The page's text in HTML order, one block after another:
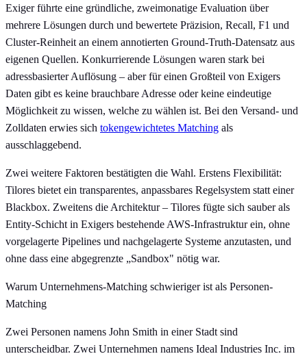
Exiger führte eine gründliche, zweimonatige Evaluation über
mehrere Lösungen durch und bewertete Präzision, Recall, F1 und
Cluster-Reinheit an einem annotierten Ground-Truth-Datensatz aus
eigenen Quellen. Konkurrierende Lösungen waren stark bei
adressbasierter Auflösung – aber für einen Großteil von Exigers
Daten gibt es keine brauchbare Adresse oder keine eindeutige
Möglichkeit zu wissen, welche zu wählen ist. Bei den Versand- und
Zolldaten erwies sich tokengewichtetes Matching als
ausschlaggebend.
Zwei weitere Faktoren bestätigten die Wahl. Erstens Flexibilität:
Tilores bietet ein transparentes, anpassbares Regelsystem statt einer
Blackbox. Zweitens die Architektur – Tilores fügte sich sauber als
Entity-Schicht in Exigers bestehende AWS-Infrastruktur ein, ohne
vorgelagerte Pipelines und nachgelagerte Systeme anzutasten, und
ohne dass eine abgegrenzte „Sandbox" nötig war.
Warum Unternehmens-Matching schwieriger ist als Personen-
Matching
Zwei Personen namens John Smith in einer Stadt sind
unterscheidbar. Zwei Unternehmen namens Ideal Industries Inc. im